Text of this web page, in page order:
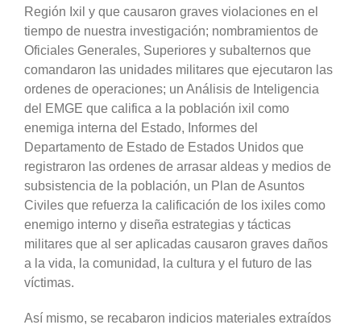
Región Ixil y que causaron graves violaciones en el
tiempo de nuestra investigación; nombramientos de
Oficiales Generales, Superiores y subalternos que
comandaron las unidades militares que ejecutaron las
ordenes de operaciones; un Análisis de Inteligencia
del EMGE que califica a la población ixil como
enemiga interna del Estado, Informes del
Departamento de Estado de Estados Unidos que
registraron las ordenes de arrasar aldeas y medios de
subsistencia de la población, un Plan de Asuntos
Civiles que refuerza la calificación de los ixiles como
enemigo interno y diseña estrategias y tácticas
militares que al ser aplicadas causaron graves daños
a la vida, la comunidad, la cultura y el futuro de las
víctimas.
Así mismo, se recabaron indicios materiales extraídos